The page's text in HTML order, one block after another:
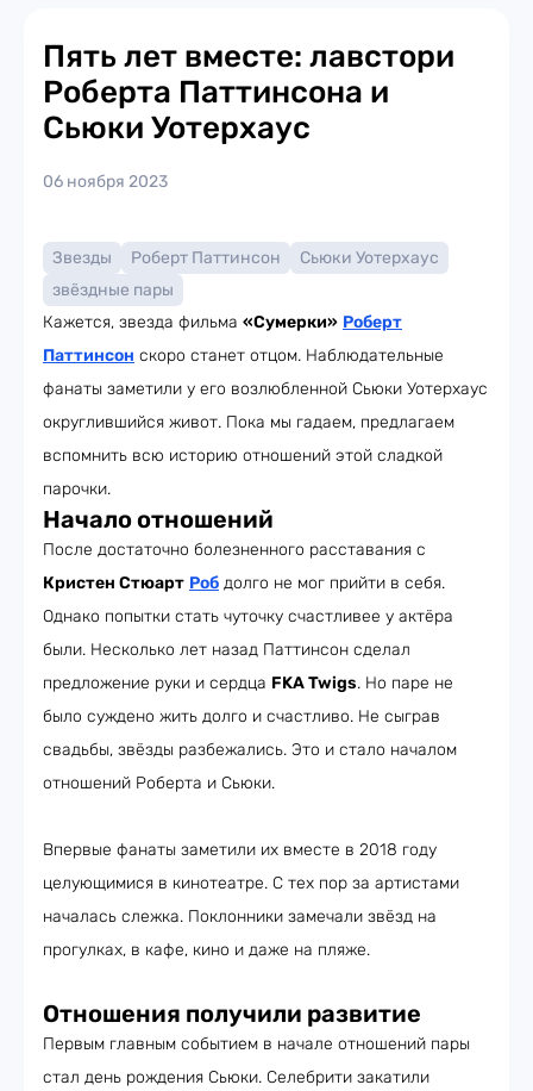
Пять лет вместе: лавстори
Роберта Паттинсона и
Сьюки Уотерхаус
06 ноября 2023
Звезды Роберт Паттинсон
Сьюки Уотерхаус
звёздные пары
Кажется, звезда фильма «Сумерки» Роберт
Паттинсон скоро станет отцом. Наблюдательные
фанаты заметили у его возлюбленной Сьюки Уотерхаус
округлившийся живот. Пока мы гадаем, предлагаем
вспомнить всю историю отношений этой сладкой
парочки.
Начало отношений
После достаточно болезненного расставания с
Кристен Стюарт Роб долго не мог прийти в себя.
Однако попытки стать чуточку счастливее у актёра
были. Несколько лет назад Паттинсон сделал
предложение руки и сердца FKA Twigs. Но паре не
было суждено жить долго и счастливо. Не сыграв
свадьбы, звёзды разбежались. Это и стало началом
отношений Роберта и Сьюки.
Впервые фанаты заметили их вместе в 2018 году
целующимися в кинотеатре. С тех пор за артистами
началась слежка. Поклонники замечали звёзд на
прогулках, в кафе, кино и даже на пляже.
Отношения получили развитие
Первым главным событием в начале отношений пары
стал день рождения Сьюки. Селебрити закатили